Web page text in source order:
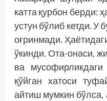
катта қурбон берди:
устун бўлиб кетди. У
оғринмади.
ўкинди. Ота-онаси,
ва
қўйган хатоси
айтиш мумкин бўлса,